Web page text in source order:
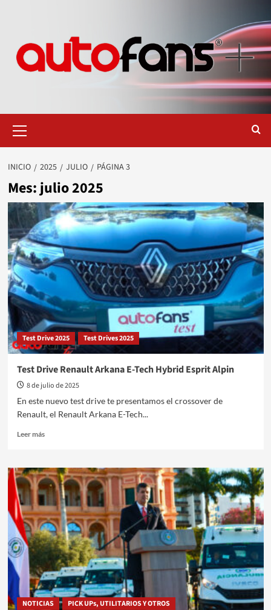
primario
INICIO 2025 JULIO PÁGINA 3
Mes:julio 2025
Test Drive 2025 Test Drives 2025
Test Drive Renault Arkana E-Tech Hybrid Esprit Alpin
8 de julio de 2025
En este nuevo test drive te presentamos el crossover de
Renault, el Renault Arkana E-Tech...
Leer másLeer
Test
Drive
Renault
Arkana
E-
Tech
Hybrid
Esprit
Alpin
NOTICIAS PICK UPs, UTILITARIOS Y OTROS